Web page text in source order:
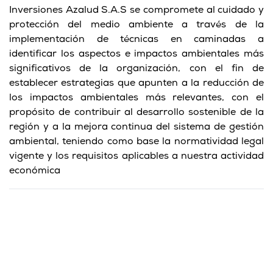
Inversiones Azalud S.A.S se compromete al cuidado y
protección del medio ambiente a través de la
implementación de técnicas en caminadas a
identificar los aspectos e impactos ambientales más
significativos de la organización, con el fin de
establecer estrategias que apunten a la reducción de
los impactos ambientales más relevantes, con el
propósito de contribuir al desarrollo sostenible de la
región y a la mejora continua del sistema de gestión
ambiental, teniendo como base la normatividad legal
vigente y los requisitos aplicables a nuestra actividad
económica